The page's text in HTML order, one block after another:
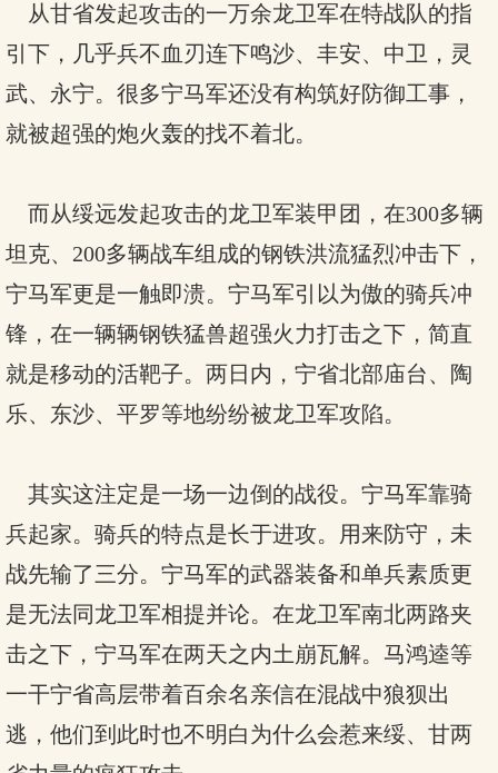
从甘省发起攻击的一万余龙卫军在特战队的指
引下，几乎兵不血刃连下鸣沙、丰安、中卫，灵
武、永宁。很多宁马军还没有构筑好防御工事，
就被超强的炮火轰的找不着北。
而从绥远发起攻击的龙卫军装甲团，在300多辆
坦克、200多辆战车组成的钢铁洪流猛烈冲击下，
宁马军更是一触即溃。宁马军引以为傲的骑兵冲
锋，在一辆辆钢铁猛兽超强火力打击之下，简直
就是移动的活靶子。两日内，宁省北部庙台、陶
乐、东沙、平罗等地纷纷被龙卫军攻陷。
其实这注定是一场一边倒的战役。宁马军靠骑
兵起家。骑兵的特点是长于进攻。用来防守，未
战先输了三分。宁马军的武器装备和单兵素质更
是无法同龙卫军相提并论。在龙卫军南北两路夹
击之下，宁马军在两天之内土崩瓦解。马鸿逵等
一干宁省高层带着百余名亲信在混战中狼狈出
逃，他们到此时也不明白为什么会惹来绥、甘两